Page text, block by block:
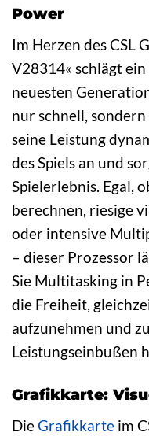
Power
Im Herzen des CSL
V28314« schlägt
neuesten
nur schnell,
seine Leistung
des Spiels an und
Spielerlebnis. Egal,
berechnen, riesige
oder intensive
– dieser Prozessor
Sie Multitasking in
die Freiheit,
aufzunehmen und
Leistungseinbußen
Grafikkarte:
DieGrafikkarte im